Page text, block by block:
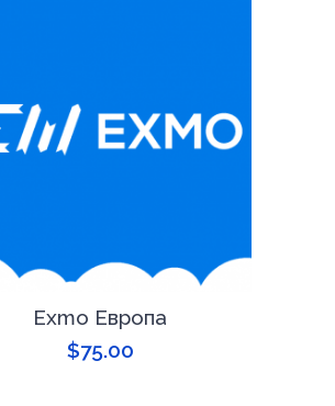
Exmo Европа
$75.00